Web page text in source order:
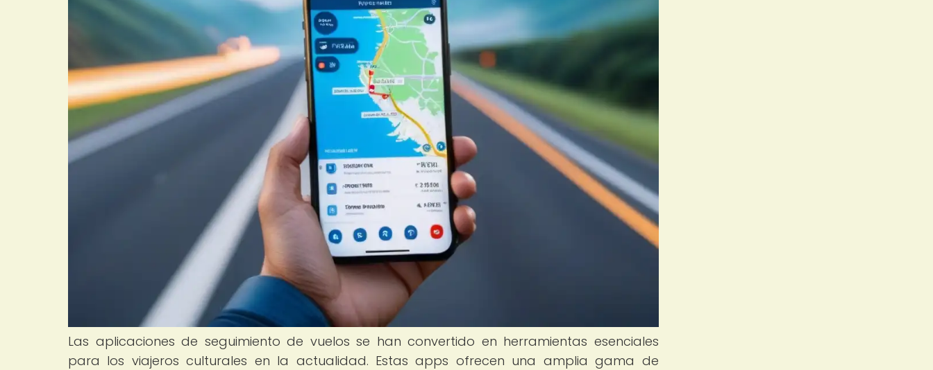
Las aplicaciones de seguimiento de vuelos se han convertido en herramientas esenciales
para los viajeros culturales en la actualidad. Estas apps ofrecen una amplia gama de